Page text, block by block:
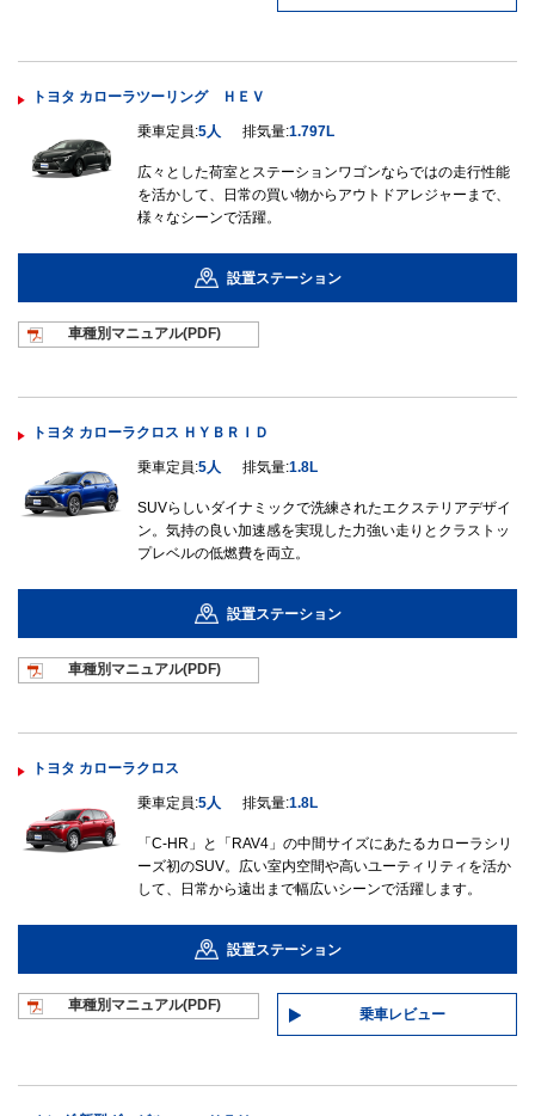
トヨタ カローラツーリング ＨＥＶ
乗車定員:5人 排気量:1.797L
広々とした荷室とステーションワゴンならではの走行性能
を活かして、日常の買い物からアウトドアレジャーまで、
様々なシーンで活躍。
設置ステーション
車種別マニュアル(PDF)
トヨタ カローラクロス ＨＹＢＲＩＤ
乗車定員:5人 排気量:1.8L
SUVらしいダイナミックで洗練されたエクステリアデザイ
ン。気持の良い加速感を実現した力強い走りとクラストッ
プレベルの低燃費を両立。
設置ステーション
車種別マニュアル(PDF)
トヨタ カローラクロス
乗車定員:5人 排気量:1.8L
「C-HR」と「RAV4」の中間サイズにあたるカローラシリ
ーズ初のSUV。広い室内空間や高いユーティリティを活か
して、日常から遠出まで幅広いシーンで活躍します。
設置ステーション
車種別マニュアル(PDF)
乗車レビュー